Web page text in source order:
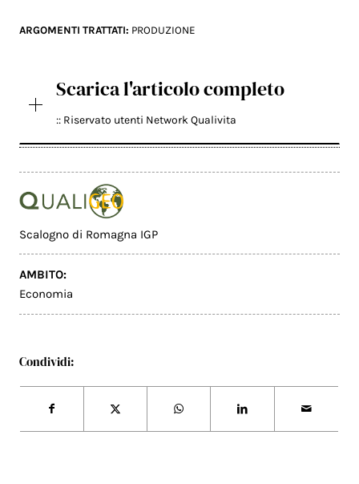
ARGOMENTI TRATTATI: PRODUZIONE
Scarica l'articolo completo
:: Riservato utenti Network Qualivita
Scalogno di Romagna IGP
AMBITO:
Economia
Condividi: